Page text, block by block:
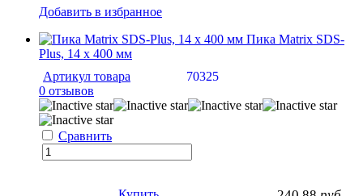
Добавить в избранное
Пика Matrix SDS-
Plus, 14 х 400 мм
Артикул товара
70325
0 отзывов
Сравнить